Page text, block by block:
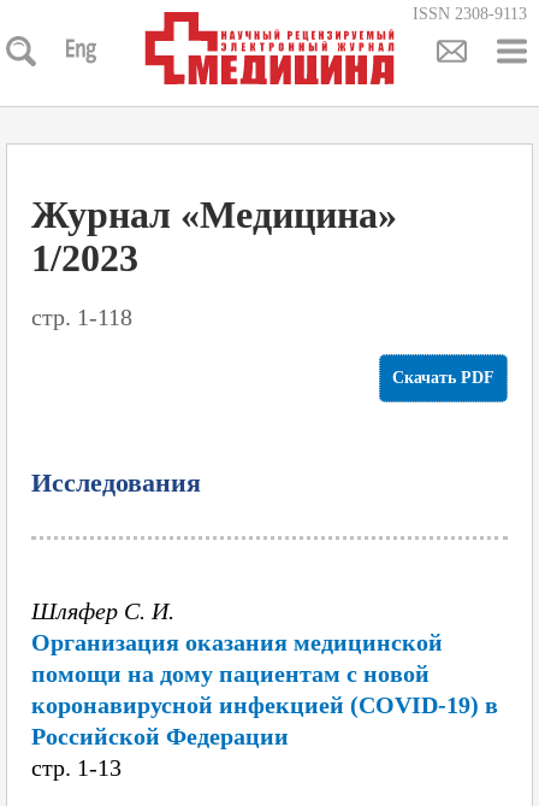
ISSN 2308-9113
Журнал «Медицина»
1/2023
стр. 1-118
Скачать PDF
Исследования
Шляфер С. И.
Организация оказания медицинской
помощи на дому пациентам с новой
коронавирусной инфекцией (COVID-19) в
Российской Федерации
cтр. 1-13